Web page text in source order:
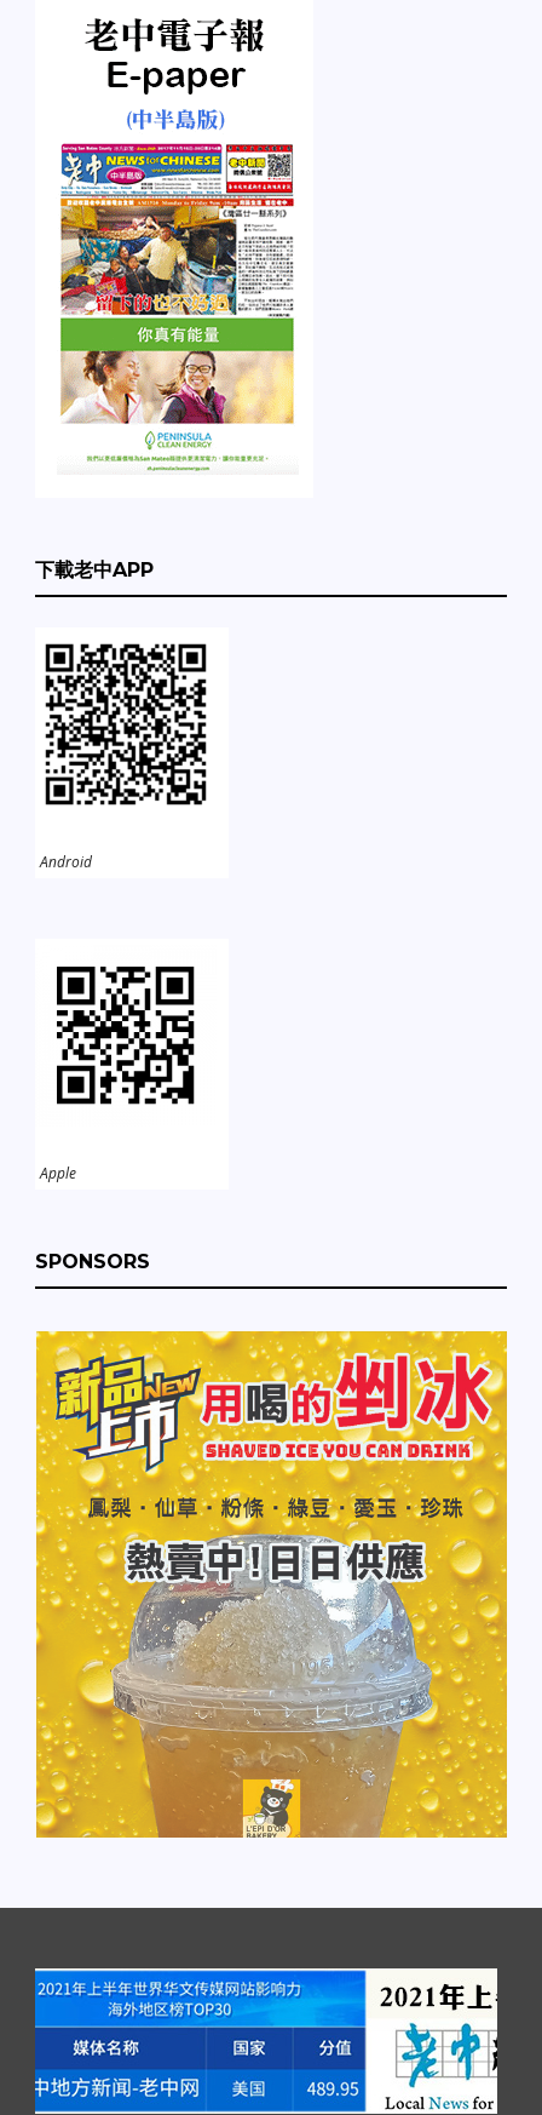
下載老中APP
Android
Apple
SPONSORS